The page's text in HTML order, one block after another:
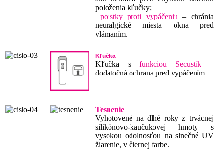
položenia kľučky;
poistky proti vypáčeniu – chránia
neuralgické miesta okna pred
vlámaním.
Kľučka
Kľučka s funkciou Secustik–
dodatočná ochrana pred vypáčením.
Tesnenie
Vyhotovené na dlhé roky z trvácnej
silikónovo-kaučukovej hmoty s
vysokou odolnosťou na slnečné UV
žiarenie, v čiernej farbe.